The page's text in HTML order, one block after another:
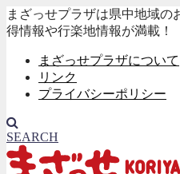
まざっせプラザは県中地域の
得情報や行楽地情報が満載！
まざっせプラザについて
リンク
プライバシーポリシー
SEARCH